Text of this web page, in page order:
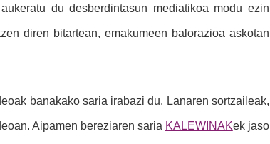
du desberdintasun mediatikoa modu ezin
diren bitartean, emakumeen balorazioa askotan
banakako saria irabazi du. Lanaren sortzaileak,
Aipamen bereziaren saria KALEWINAKek jaso